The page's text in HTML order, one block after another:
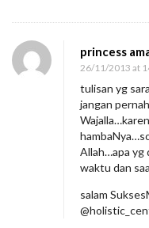
princess
26/11/2013 at
tulisan yg
jangan
Allah…apa yg
waktu dan
salam